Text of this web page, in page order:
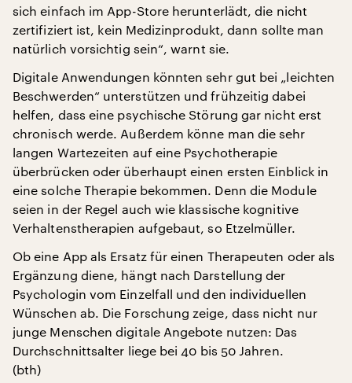
sich einfach im App-Store herunterlädt, die nicht
zertifiziert ist, kein Medizinprodukt, dann sollte man
natürlich vorsichtig sein“, warnt sie.
Digitale Anwendungen könnten sehr gut bei „leichten
Beschwerden“ unterstützen und frühzeitig dabei
helfen, dass eine psychische Störung gar nicht erst
chronisch werde. Außerdem könne man die sehr
langen Wartezeiten auf eine Psychotherapie
überbrücken oder überhaupt einen ersten Einblick in
eine solche Therapie bekommen. Denn die Module
seien in der Regel auch wie klassische kognitive
Verhaltenstherapien aufgebaut, so Etzelmüller.
Ob eine App als Ersatz für einen Therapeuten oder als
Ergänzung diene, hängt nach Darstellung der
Psychologin vom Einzelfall und den individuellen
Wünschen ab. Die Forschung zeige, dass nicht nur
junge Menschen digitale Angebote nutzen: Das
Durchschnittsalter liege bei 40 bis 50 Jahren.
(bth)